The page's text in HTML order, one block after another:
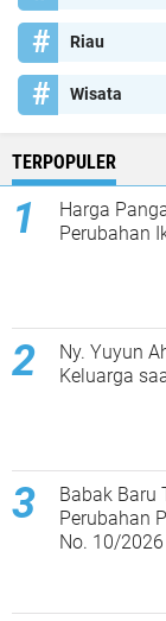
Riau
Wisata
TERPOPULER
Harga
Perubahan
Ny. Yuyun
Keluarga
Babak Baru
Perubahan
No. 10/2026